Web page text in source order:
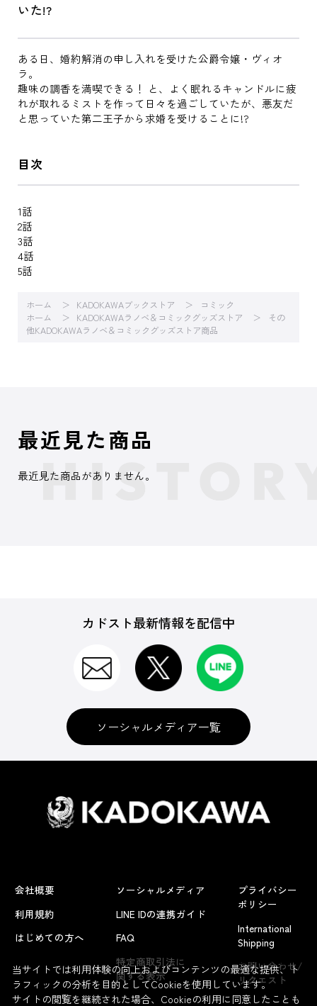
いた!?
ある日、婚約解消の申し入れを受けた公爵令嬢・ヴィオ
ラ。
趣味の調香を満喫できる！ と、よく眠れるキャンドルに疲
れが取れるミストを作って日々を過ごしていたが、悪友だ
と思っていた第二王子から求婚を受けることに!?
目次
1話
2話
3話
4話
5話
ホーム KADOKAWAブックストア
コミック
ホーム
KADOKAWAラノベ＆コミックグッズストア
その
他KADOKAWAラノベ＆コミックグッズストア商品
よくあるお問い合わせ
最近見た商品
最近見た商品がありません。
カドスト最新情報を配信中
ソーシャルメディア一覧
会社概要
利用規約
はじめての方へ
ソーシャルメディア
LINE IDの連携ガイド
FAQ
特定商取引法に
関する表示
プライバシー
ポリシー
International
Shipping
お問い合わせ/
リクエスト
当サイトでは利用体験の向上およびコンテンツの最適な提供、ト
ラフィックの分析を目的としてCookieを使用しています。
サイトの閲覧を継続された場合、Cookieの利用に同意したことも